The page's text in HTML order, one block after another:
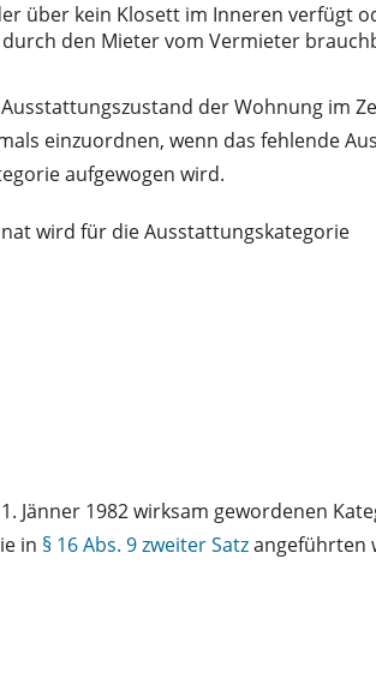
über kein Klosett im Inneren
den Mieter vom Vermieter
der Wohnung im
einzuordnen, wenn das fehlende
aufgewogen wird.
wird für die Ausstattungskategorie
Jänner 1982 wirksam gewordenen
in § 16 Abs. 9 zweiter Satzangeführten